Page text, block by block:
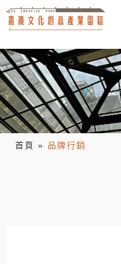
首頁 » 品牌行銷